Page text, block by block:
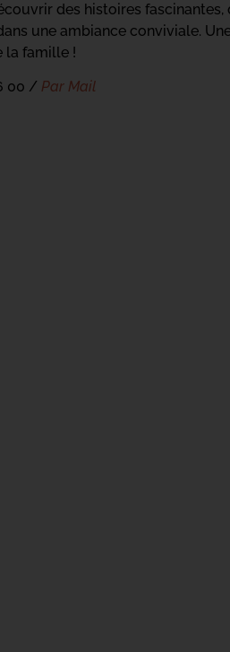
des histoires
une ambiance conviviale.
la famille !
00 / Par Mail